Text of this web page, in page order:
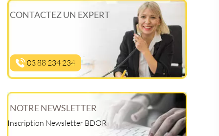
CONTACTEZ UN EXPERT
03 88 234 234
NOTRE NEWSLETTER
Inscription Newsletter BDOR